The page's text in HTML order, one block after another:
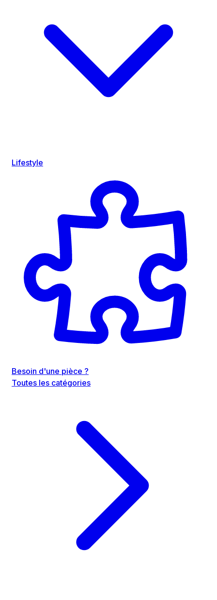
Lifestyle
Besoin d'une pièce ?
Toutes les catégories